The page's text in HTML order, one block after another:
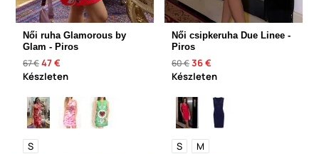
Női ruha Glamorous by
Glam - Piros
67 €47 €
Készleten
S
Női csipkeruha Due Linee -
Piros
60 €36 €
Készleten
S M